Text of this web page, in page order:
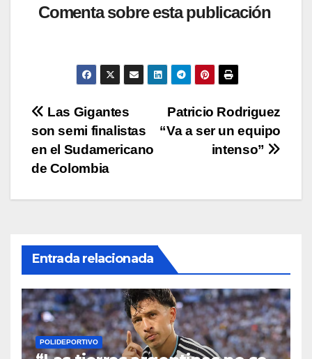
at c
b
o
o
k
tt
p
Li
n
m
ar
tir
Comenta sobre esta publicación
Navegación
de
entradas
Patricio Rodriguez
“Va a ser un equipo
intenso”
Las Gigantes
son semi finalistas
en el Sudamericano
de Colombia
Entrada relacionada
POLIDEPORTIVO